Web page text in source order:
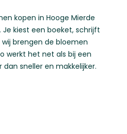
kopen in Hooge Mierde
kiest een boeket, schrijft
brengen de bloemen
werkt het net als bij een
sneller en makkelijker.